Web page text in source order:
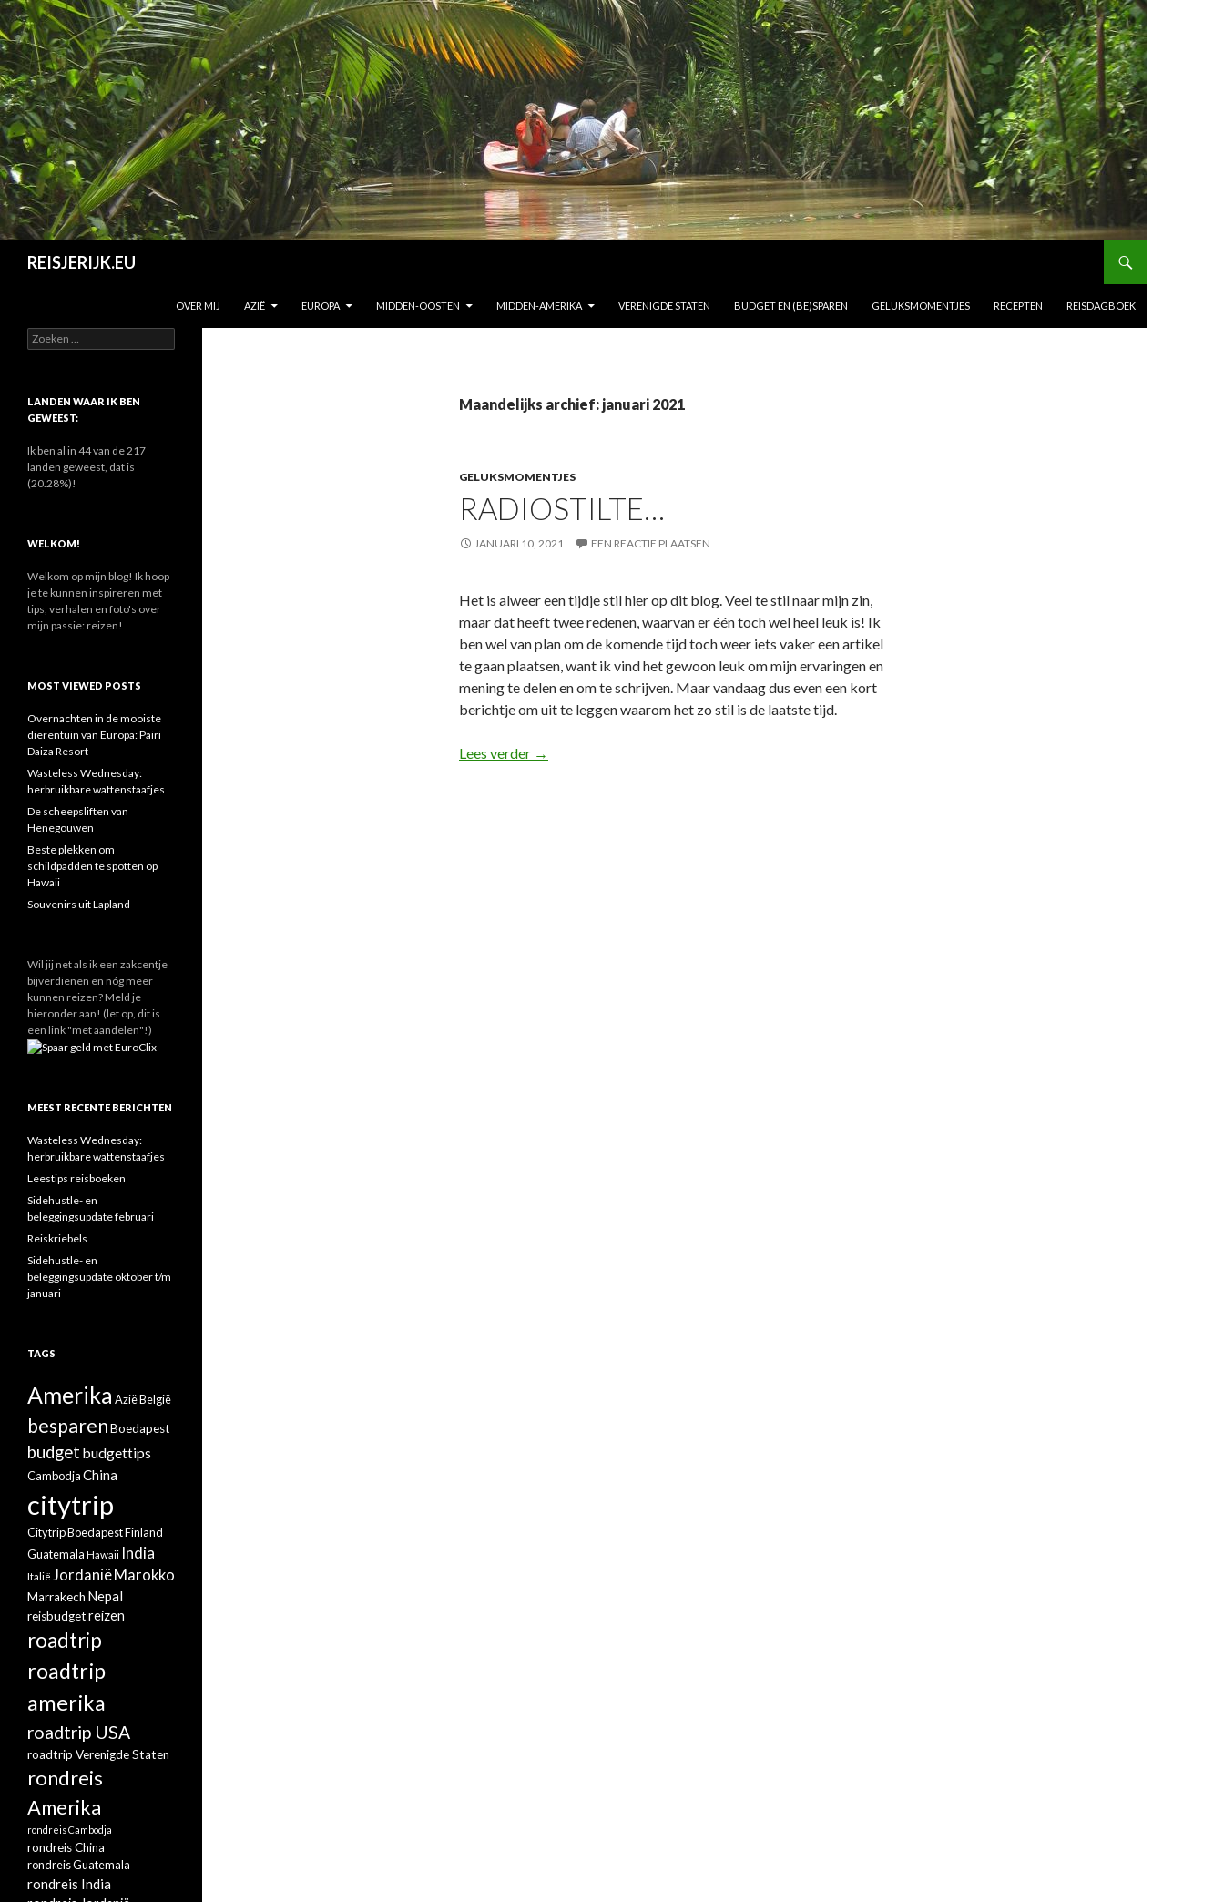
REISJERIJK.EU
OVER MIJ
AZIË EUROPA MIDDEN-OOSTEN MIDDEN-AMERIKA VERENIGDE STATEN BUDGET EN (BE)SPAREN GELUKSMOMENTJES RECEPTEN REISDAGBOEK
Maandelijks archief: januari 2021
GELUKSMOMENTJES
RADIOSTILTE…
JANUARI 10, 2021 EEN REACTIE PLAATSEN
Het is alweer een tijdje stil hier op dit blog. Veel te stil naar mijn zin,
maar dat heeft twee redenen, waarvan er één toch wel heel leuk is! Ik
ben wel van plan om de komende tijd toch weer iets vaker een artikel
te gaan plaatsen, want ik vind het gewoon leuk om mijn ervaringen en
mening te delen en om te schrijven. Maar vandaag dus even een kort
berichtje om uit te leggen waarom het zo stil is de laatste tijd.
Lees verder Radiostilte…
→
Z
o
e
n
a
a
r
LANDEN WAAR IK BEN
GEWEEST:
Ik ben al in 44 van de 217
landen geweest, dat is
(20.28%)!
WELKOM!
Welkom op mijn blog! Ik hoop
je te kunnen inspireren met
tips, verhalen en foto's over
mijn passie: reizen!
MOST VIEWED POSTS
Overnachten in de mooiste
dierentuin van Europa: Pairi
Daiza Resort
Wasteless Wednesday:
herbruikbare wattenstaafjes
De scheepsliften van
Henegouwen
Beste plekken om
schildpadden te spotten op
Hawaii
Souvenirs uit Lapland
Wil jij net als ik een zakcentje
bijverdienen en nóg meer
kunnen reizen? Meld je
hieronder aan! (let op, dit is
een link "met aandelen"!)
MEEST RECENTE BERICHTEN
Wasteless Wednesday:
herbruikbare wattenstaafjes
Leestips reisboeken
Sidehustle- en
beleggingsupdate februari
Reiskriebels
Sidehustle- en
beleggingsupdate oktober t/m
januari
TAGS
Amerika AziëBelgië
besparenBoedapest
budget budgettips
CambodjaChina
citytrip
Citytrip BoedapestFinland
Guatemala Hawaii India
Italië JordaniëMarokko
Marrakech Nepal
reisbudgetreizen
roadtrip
roadtrip
amerika
roadtrip USA
roadtrip Verenigde Staten
rondreis
Amerika
rondreis Cambodja
rondreis China
rondreis Guatemala
rondreis India